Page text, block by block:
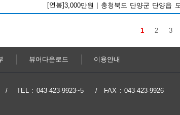
[연봉]3,000만원 |
1 2 3
뷰어다운로드 이용안내
TEL : 043-423-9923~5
FAX : 043-423-9926